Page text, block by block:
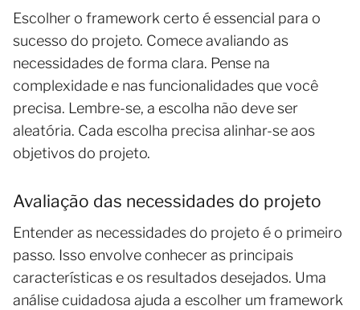
Escolher o framework certo é essencial para o
sucesso do projeto. Comece avaliando as
necessidades de forma clara. Pense na
complexidade e nas funcionalidades que você
precisa. Lembre-se, a escolha não deve ser
aleatória. Cada escolha precisa alinhar-se aos
objetivos do projeto.
Avaliação das necessidades do projeto
Entender as necessidades do projeto é o primeiro
passo. Isso envolve conhecer as principais
características e os resultados desejados. Uma
análise cuidadosa ajuda a escolher um framework